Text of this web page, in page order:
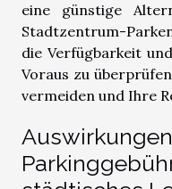
eine günstige
Stadtzentrum-
die Verfügbarkeit
Voraus zu
vermeiden und Ihre